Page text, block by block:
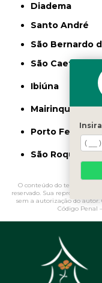
Diadema
Santo André
São Bernardo
São Caetano
Ibiúna
Mairinque
Porto Feliz
São Roque
O conteúdo do texto "
reservado. Sua reprodução,
sem a autorização do autor.
Código Penal –